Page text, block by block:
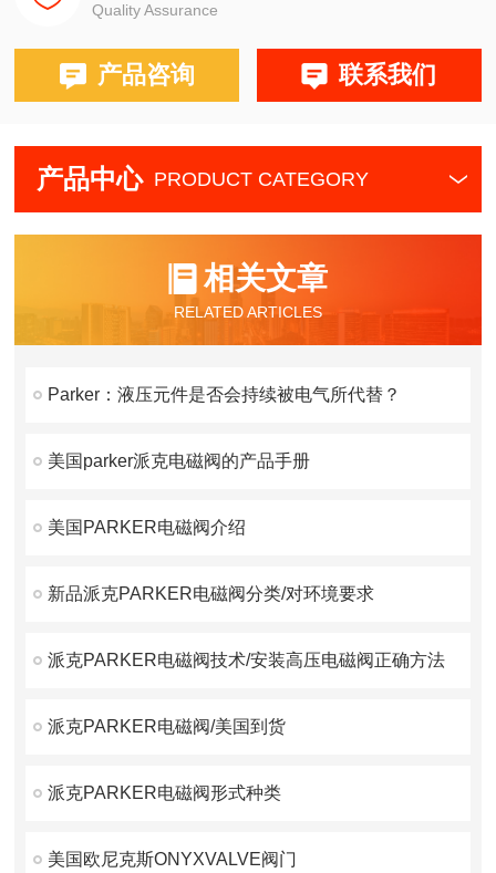
Quality Assurance
产品咨询 联系我们
产品中心 PRODUCT CATEGORY
相关文章
RELATED ARTICLES
Parker：液压元件是否会持续被电气所代替？
美国parker派克电磁阀的产品手册
美国PARKER电磁阀介绍
新品派克PARKER电磁阀分类/对环境要求
派克PARKER电磁阀技术/安装高压电磁阀正确方法
派克PARKER电磁阀/美国到货
派克PARKER电磁阀形式种类
美国欧尼克斯ONYXVALVE阀门